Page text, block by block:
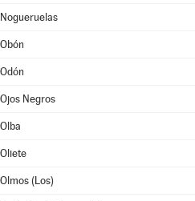
Nogueruelas
Obón
Odón
Ojos Negros
Olba
Oliete
Olmos (Los)